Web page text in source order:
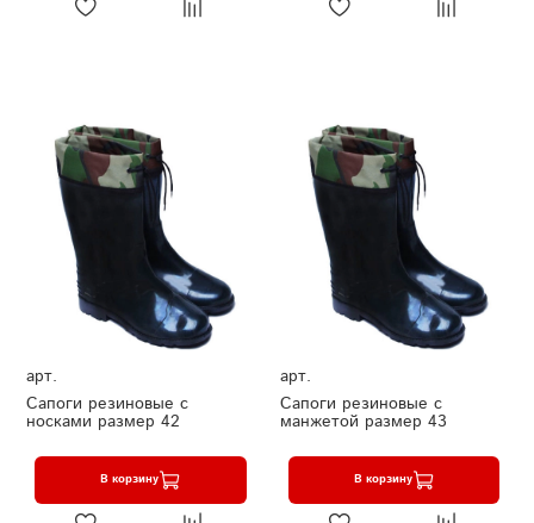
арт.
Сапоги резиновые с
носками размер 42
В корзину
арт.
Сапоги резиновые с
манжетой размер 43
В корзину